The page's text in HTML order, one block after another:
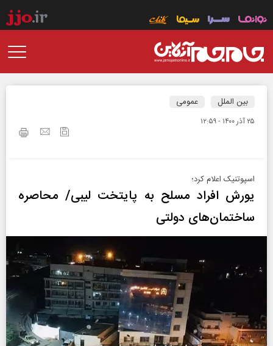
بین الملل عمومی
۲۵ آذر ۱۴۰۰ - ۱۲:۵۹
اسپوتنیک اعلام کرد؛
یورش افراد مسلح به پایتخت لیبی/ محاصره
ساختمان‌های دولتی